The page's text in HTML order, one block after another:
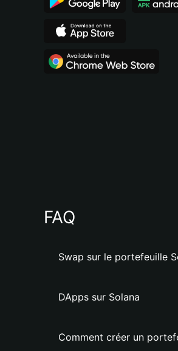
FAQ
Swap sur le portefeuille
DApps sur Solana
Comment créer un